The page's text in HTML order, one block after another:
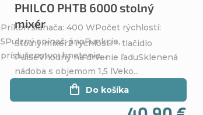
Príkon šľahača: 400 WPočet rýchlostí:
5Pulzný spínač: ánoFunkcie,
príslušenstvo: hnetenie,...
PHILCO PHTB 6000 stolný
mixér
Do košíka
Stolný mixér2 rýchlosti + tlačidlo
PulseVhodný na drvenie ľaduSklenená
nádoba s objemom 1,5 lVeko...